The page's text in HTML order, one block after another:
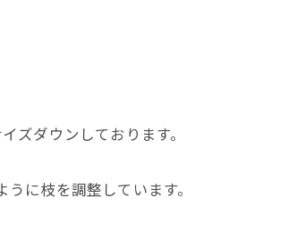
ズダウンしております。
に枝を調整しています。